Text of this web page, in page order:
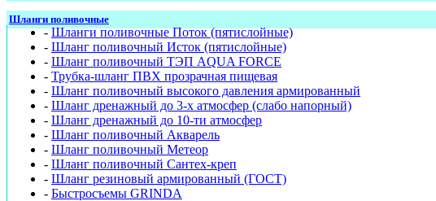
Шланги поливочные
-Шланги поливочные Поток (пятислойные)
- Шланг поливочный Исток (пятислойные)
- Шланг поливочный ТЭП AQUA FORCE
- Трубка-шланг ПВХ прозрачная пищевая
- Шланг поливочный высокого давления армированный
- Шланг дренажный до 3-х атмосфер (слабо напорный)
- Шланг дренажный до 10-ти атмосфер
- Шланг поливочный Акварель
- Шланг поливочный Метеор
- Шланг поливочный Сантех-креп
- Шланг резиновый армированный (ГОСТ)
- Быстросъемы GRINDA